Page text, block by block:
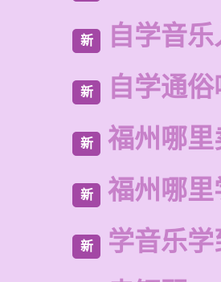
新 自学音
新 自学通
新 福州哪
新 福州哪
新 学音乐